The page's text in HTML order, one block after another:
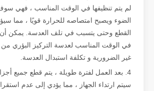
كيفية اختيار شريك العمل الخاص بك: آلة القطع بالليزر
لم يتم تنظيفها في الوقت المناسب ، فهي
الضوء ويصبح امتصاصه للحرارة قويًا ، مما
القطع وحتى يتسبب في تلف العدسة. يمكن أن
في الوقت المناسب لعدسة التركيز البؤري من
غير الضرورية و تكلفة استبدال العدسة.
4. بعد العمل لفترة طويلة ، يتم قطع جميع
سيتم ارتداء الجهاز ، مما يؤدي إلى عدم